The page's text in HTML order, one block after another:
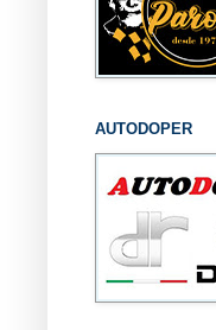
AUTODOPER